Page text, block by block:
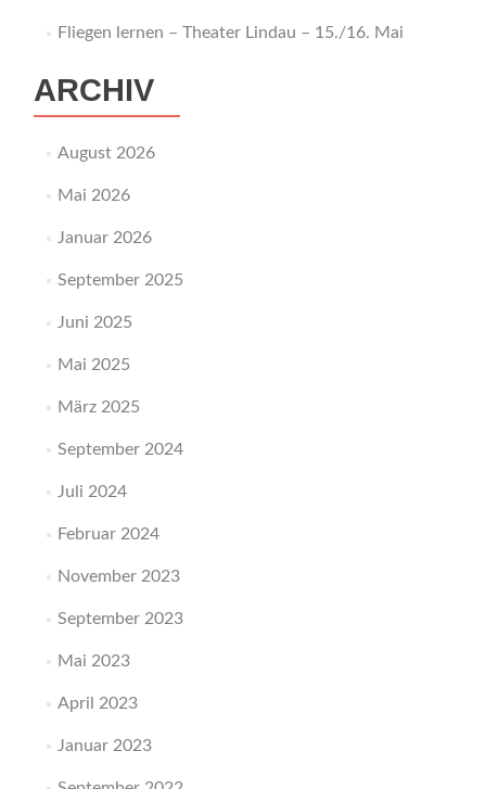
Fliegen lernen – Theater Lindau – 15./16. Mai
ARCHIV
August 2026
Mai 2026
Januar 2026
September 2025
Juni 2025
Mai 2025
März 2025
September 2024
Juli 2024
Februar 2024
November 2023
September 2023
Mai 2023
April 2023
Januar 2023